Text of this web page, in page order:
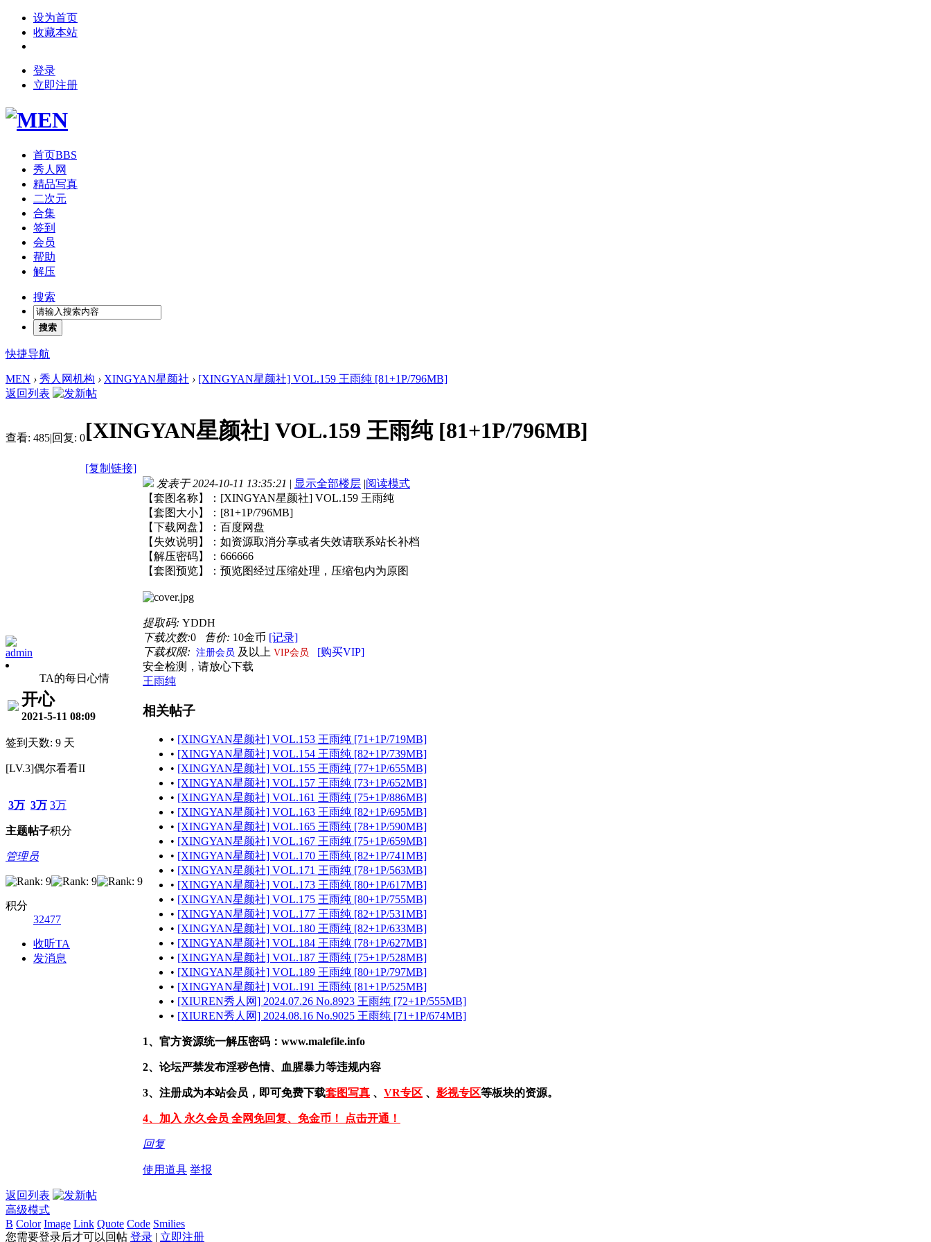
设为首页
收藏本站
登录
立即注册
首页BBS
秀人网
精品写真
二次元
合集
签到
会员
帮助
解压
搜索
搜索
快捷导航
MEN › 秀人网机构 › XINGYAN星颜社 › [XINGYAN星颜社] VOL.159 王雨纯 [81+1P/796MB]
返回列表
查看: 485|回复: 0[XINGYAN星颜社] VOL.159 王雨纯 [81+1P/796MB]
[复制链接]
admin
TA的每日心情
开心
2021-5-11 08:09
签到天数: 9 天
[LV.3]偶尔看看II
3万
主题
3万
帖子
3万
积分
管理员
积分
32477
收听TA
发消息
发表于 2024-10-11 13:35:21 | 显示全部楼层 |阅读模式
【套图名称】：[XINGYAN星颜社] VOL.159 王雨纯
【套图大小】：[81+1P/796MB]
【下载网盘】：百度网盘
【失效说明】：如资源取消分享或者失效请联系站长补档
【解压密码】：666666
【套图预览】：预览图经过压缩处理，压缩包内为原图
提取码: YDDH
下载次数:0 售价: 10金币 [记录]
下载权限: 注册会员 及以上 VIP会员
[购买VIP]
安全检测，请放心下载
王雨纯
相关帖子
• [XINGYAN星颜社] VOL.153 王雨纯 [71+1P/719MB]
• [XINGYAN星颜社] VOL.154 王雨纯 [82+1P/739MB]
• [XINGYAN星颜社] VOL.155 王雨纯 [77+1P/655MB]
• [XINGYAN星颜社] VOL.157 王雨纯 [73+1P/652MB]
• [XINGYAN星颜社] VOL.161 王雨纯 [75+1P/886MB]
• [XINGYAN星颜社] VOL.163 王雨纯 [82+1P/695MB]
• [XINGYAN星颜社] VOL.165 王雨纯 [78+1P/590MB]
• [XINGYAN星颜社] VOL.167 王雨纯 [75+1P/659MB]
• [XINGYAN星颜社] VOL.170 王雨纯 [82+1P/741MB]
• [XINGYAN星颜社] VOL.171 王雨纯 [78+1P/563MB]
• [XINGYAN星颜社] VOL.173 王雨纯 [80+1P/617MB]
• [XINGYAN星颜社] VOL.175 王雨纯 [80+1P/755MB]
• [XINGYAN星颜社] VOL.177 王雨纯 [82+1P/531MB]
• [XINGYAN星颜社] VOL.180 王雨纯 [82+1P/633MB]
• [XINGYAN星颜社] VOL.184 王雨纯 [78+1P/627MB]
• [XINGYAN星颜社] VOL.187 王雨纯 [75+1P/528MB]
• [XINGYAN星颜社] VOL.189 王雨纯 [80+1P/797MB]
• [XINGYAN星颜社] VOL.191 王雨纯 [81+1P/525MB]
• [XIUREN秀人网] 2024.07.26 No.8923 王雨纯 [72+1P/555MB]
• [XIUREN秀人网] 2024.08.16 No.9025 王雨纯 [71+1P/674MB]
1、官方资源统一解压密码：www.malefile.info
2、论坛严禁发布淫秽色情、血腥暴力等违规内容
3、注册成为本站会员，即可免费下载套图写真 、 VR专区 、 影视专区等板块的资源。
4、加入 永久会员 全网免回复、免金币！ 点击开通！
回复
使用道具 举报
返回列表
高级模式
B Color Image Link Quote Code Smilies
您需要登录后才可以回帖 登录 | 立即注册